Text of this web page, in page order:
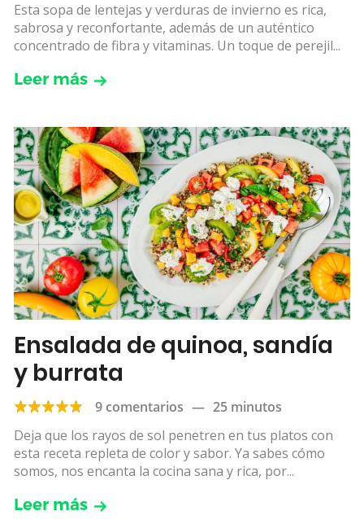
Esta sopa de lentejas y verduras de invierno es rica,
sabrosa y reconfortante, además de un auténtico
concentrado de fibra y vitaminas. Un toque de perejil...
Leer más
Ensalada de quinoa, sandía
y burrata
9 comentarios — 25 minutos
Deja que los rayos de sol penetren en tus platos con
esta receta repleta de color y sabor. Ya sabes cómo
somos, nos encanta la cocina sana y rica, por...
Leer más